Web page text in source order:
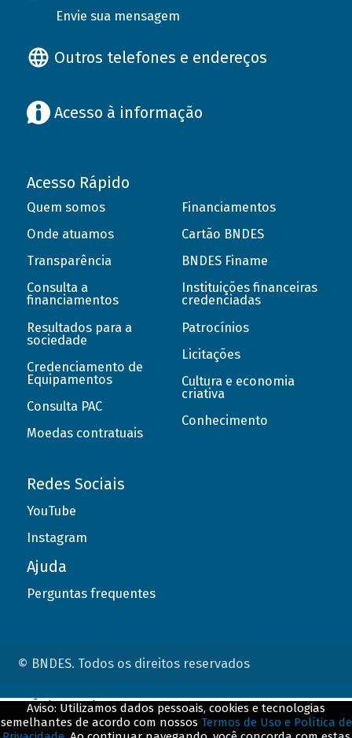
Envie sua mensagem
Outros telefones e endereços
Acesso à informação
Acesso Rápido
Quem somos
Onde atuamos
Transparência
Consulta a
financiamentos
Resultados para a
sociedade
Credenciamento de
Equipamentos
Consulta PAC
Moedas contratuais
Financiamentos
Cartão BNDES
BNDES Finame
Instituições financeiras
credenciadas
Patrocínios
Licitações
Cultura e economia
criativa
Conhecimento
Redes Sociais
YouTube
Instagram
Ajuda
Perguntas frequentes
© BNDES. Todos os direitos reservados
Aviso: Utilizamos dados pessoais, cookies e tecnologias
semelhantes de acordo com nossos Termos de Uso e Política de
ConteÃºdo complementar
${title}${badge}